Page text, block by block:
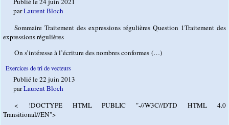
parLaurent Bloch
Sommaire Traitement des expressions régulières Question 1Traitement des
expressions régulières
On s’intéresse à l’écriture des nombres conformes (…)
Exercices de tri de vecteurs
Publié le 22 juin 2013
parLaurent Bloch
< !DOCTYPE HTML PUBLIC "-//W3C//DTD HTML 4.0
Transitional//EN">